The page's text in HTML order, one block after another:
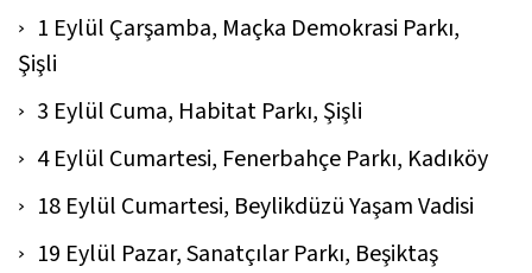
1 Eylül Çarşamba, Maçka Demokrasi Parkı,
Şişli
3 Eylül Cuma, Habitat Parkı, Şişli
4 Eylül Cumartesi, Fenerbahçe Parkı, Kadıköy
18 Eylül Cumartesi, Beylikdüzü Yaşam Vadisi
19 Eylül Pazar,Sanatçılar Parkı, Beşiktaş